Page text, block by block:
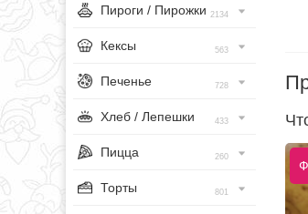
Пироги / Пирожки 2134
Кексы 563
Печенье 728
Хлеб / Лепешки 433
Пицца 260
Торты 801